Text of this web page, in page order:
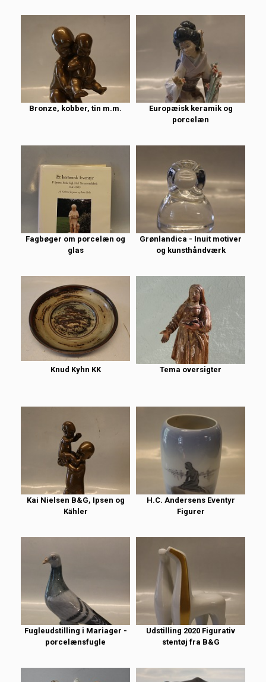
Bronze, kobber, tin m.m.
Europæisk keramik og
porcelæn
Fagbøger om porcelæn og
glas
Grønlandica - Inuit motiver
og kunsthåndværk
Knud Kyhn KK Tema oversigter
Kai Nielsen B&G, Ipsen og
Kähler
H.C. Andersens Eventyr
Figurer
Fugleudstilling i Mariager -
porcelænsfugle
Udstilling 2020 Figurativ
stentøj fra B&G